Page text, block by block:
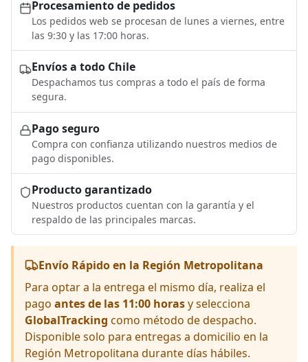
Procesamiento de pedidos
Los pedidos web se procesan de lunes a viernes, entre
las 9:30 y las 17:00 horas.
Envíos a todo Chile
Despachamos tus compras a todo el país de forma
segura.
Pago seguro
Compra con confianza utilizando nuestros medios de
pago disponibles.
Producto garantizado
Nuestros productos cuentan con la garantía y el
respaldo de las principales marcas.
Envío Rápido en la Región Metropolitana
Para optar a la entrega el mismo día, realiza el
pago antes de las 11:00 horasy selecciona
GlobalTracking como método de despacho.
Disponible solo para entregas a domicilio en la
Región Metropolitana durante días hábiles.